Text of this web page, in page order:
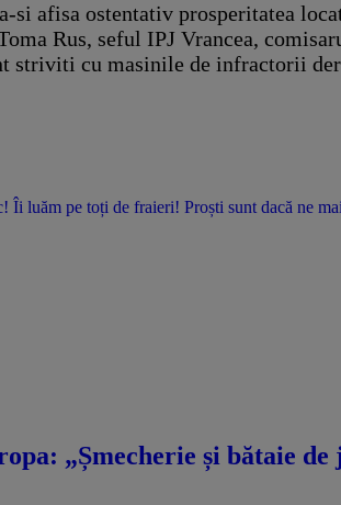
si afisa ostentativ prosperitatea
Rus, seful IPJ Vrancea,
striviti cu masinile de infractorii
luăm pe toți de fraieri! Proști sunt dacă ne
„Șmecherie și bătaie